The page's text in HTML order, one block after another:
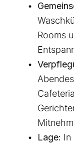
Rooms
Lage: In